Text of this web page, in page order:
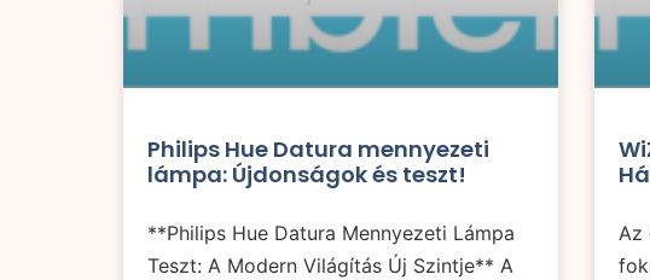
Philips Hue Datura mennyezeti
lámpa: Újdonságok és teszt!
**Philips Hue Datura Mennyezeti Lámpa
Teszt: A Modern Világítás Új Szintje** A
Az